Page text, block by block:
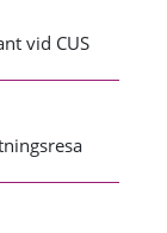
vid CUS